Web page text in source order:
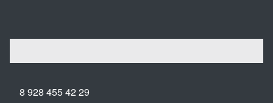
8 928 455 42 29